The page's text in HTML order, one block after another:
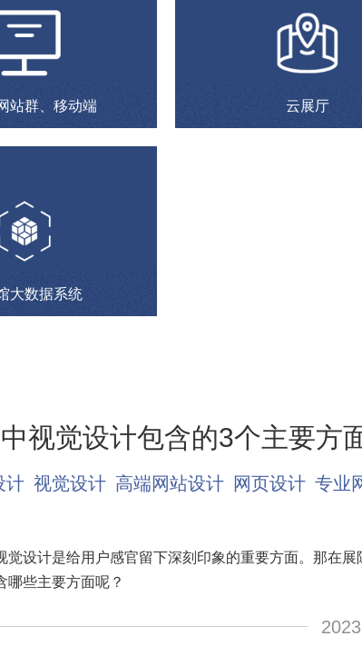
站群、移动端 云展厅
大数据系统
视觉设计包含的3个主要方
计 视觉设计 高端网站设计 网页设计 专业
觉设计是给用户感官留下深刻印象的重要方面。那在展
哪些主要方面呢？